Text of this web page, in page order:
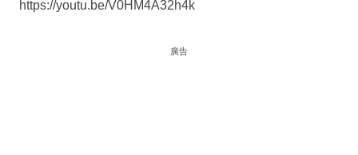
https://youtu.be/V0HM4A32h4k
廣告